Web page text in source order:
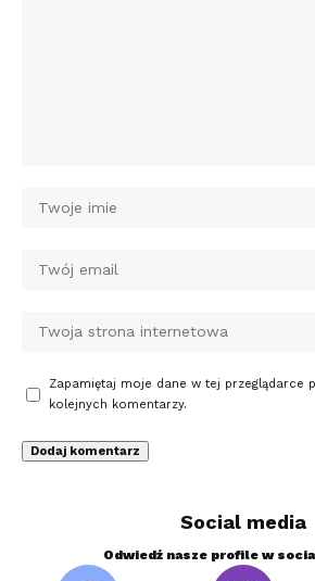
Zapamiętaj moje dane w tej przeglądarce
kolejnych komentarzy.
Social media
Odwiedź nasze profile w